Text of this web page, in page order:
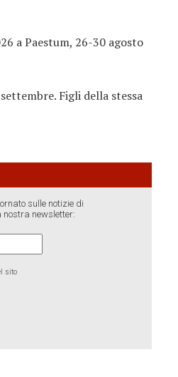
a Paestum, 26-30 agosto
Figli della stessa
sulle notizie di
nostra newsletter:
sito